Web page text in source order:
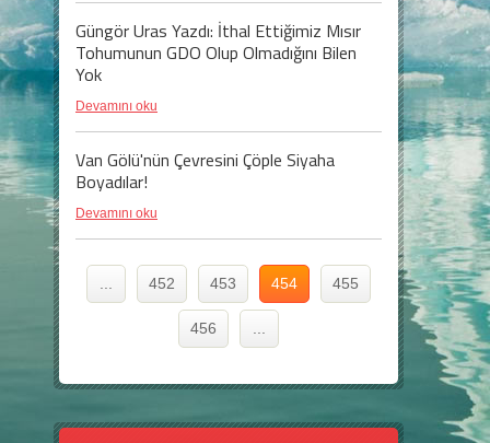
Güngör Uras Yazdı: İthal Ettiğimiz Mısır
Tohumunun GDO Olup Olmadığını Bilen
Yok
Devamını oku
Van Gölü'nün Çevresini Çöple Siyaha
Boyadılar!
Devamını oku
452 453 454 455
456